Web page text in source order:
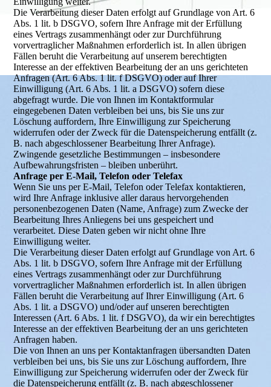
Die Verarbeitung dieser Daten erfolgt auf Grundlage von Art. 6
Abs. 1 lit. b DSGVO, sofern Ihre Anfrage mit der Erfüllung
eines Vertrags zusammenhängt oder zur Durchführung
vorvertraglicher Maßnahmen erforderlich ist. In allen übrigen
Fällen beruht die Verarbeitung auf unserem berechtigten
Interesse an der effektiven Bearbeitung der an uns gerichteten
Anfragen (Art. 6 Abs. 1 lit. f DSGVO) oder auf Ihrer
Einwilligung (Art. 6 Abs. 1 lit. a DSGVO) sofern diese
abgefragt wurde. Die von Ihnen im Kontaktformular
eingegebenen Daten verbleiben bei uns, bis Sie uns zur
Löschung auffordern, Ihre Einwilligung zur Speicherung
widerrufen oder der Zweck für die Datenspeicherung entfällt (z.
B. nach abgeschlossener Bearbeitung Ihrer Anfrage).
Zwingende gesetzliche Bestimmungen – insbesondere
Aufbewahrungsfristen – bleiben unberührt.
Anfrage per E-Mail, Telefon oder Telefax
Wenn Sie uns per E-Mail, Telefon oder Telefax kontaktieren,
wird Ihre Anfrage inklusive aller daraus hervorgehenden
personenbezogenen Daten (Name, Anfrage) zum Zwecke der
Bearbeitung Ihres Anliegens bei uns gespeichert und
verarbeitet. Diese Daten geben wir nicht ohne Ihre
Einwilligung weiter.
Die Verarbeitung dieser Daten erfolgt auf Grundlage von Art. 6
Abs. 1 lit. b DSGVO, sofern Ihre Anfrage mit der Erfüllung
eines Vertrags zusammenhängt oder zur Durchführung
vorvertraglicher Maßnahmen erforderlich ist. In allen übrigen
Fällen beruht die Verarbeitung auf Ihrer Einwilligung (Art. 6
Abs. 1 lit. a DSGVO) und/oder auf unseren berechtigten
Interessen (Art. 6 Abs. 1 lit. f DSGVO), da wir ein berechtigtes
Interesse an der effektiven Bearbeitung der an uns gerichteten
Anfragen haben.
Die von Ihnen an uns per Kontaktanfragen übersandten Daten
verbleiben bei uns, bis Sie uns zur Löschung auffordern, Ihre
Einwilligung zur Speicherung widerrufen oder der Zweck für
die Datenspeicherung entfällt (z. B. nach abgeschlossener